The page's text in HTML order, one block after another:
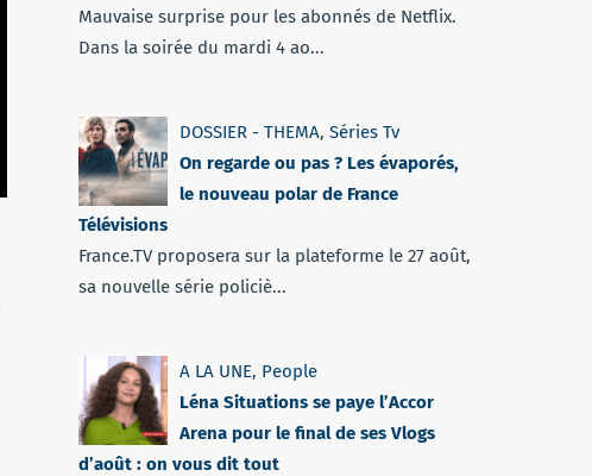
Mauvaise surprise pour les abonnés de Netflix.
Dans la soirée du mardi 4 ao...
DOSSIER - THEMA, Séries Tv
On regarde ou pas ? Les évaporés,
le nouveau polar de France
Télévisions
France.TV proposera sur la plateforme le 27 août,
sa nouvelle série policiè...
A LA UNE, People
Léna Situations se paye l’Accor
Arena pour le final de ses Vlogs
d’août : on vous dit tout